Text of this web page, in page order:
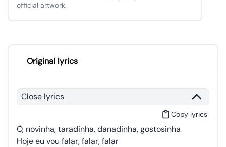
official artwork.
Original lyrics
Close lyrics
Copy lyrics
Ô, novinha, taradinha, danadinha, gostosinha
Hoje eu vou falar, falar, falar